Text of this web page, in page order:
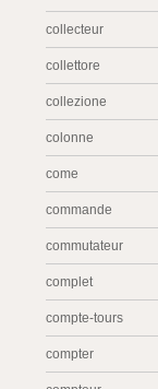
collecteur
collettore
collezione
colonne
come
commande
commutateur
complet
compte-tours
compter